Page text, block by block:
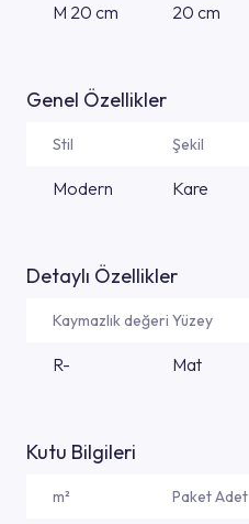
M 20 cm 20 cm
Genel Özellikler
Stil Şekil
Modern Kare
Detaylı Özellikler
Kaymazlık değeri Yüzey
R- Mat
Kutu Bilgileri
m² Paket Adet